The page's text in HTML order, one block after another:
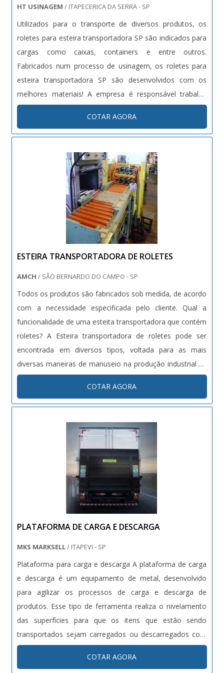
HT USINAGEM / ITAPECERICA DA SERRA - SP
Utilizados para o transporte de diversos produtos, os
roletes para esteira transportadora SP são indicados para
cargas como caixas, containers e entre outros.
Fabricados num processo de usinagem, os roletes para
esteira transportadora SP são desenvolvidos com os
melhores materiais! A empresa é responsável trabalha
com roletes para esteira transportadora preço e outros
produtos de usinagem, usinagem ferrosos e não
ferrosos, fabricação de grampos....
COTAR AGORA
ESTEIRA TRANSPORTADORA DE ROLETES
AMCH / SÃO BERNARDO DO CAMPO - SP
Todos os produtos são fabricados sob medida, de acordo
com a necessidade especificada pelo cliente. Qual a
funcionalidade de uma esteita transportadora que contém
roletes? A Esteira transportadora de roletes pode ser
encontrada em diversos tipos, voltada para as mais
diversas maneiras de manuseio na produção industrial na
movimentação de alimentos e bebidas na forma de
caixas, paletes, produtos em pacotes, eletrodomésticos,
autopeças e principa....
COTAR AGORA
PLATAFORMA DE CARGA E DESCARGA
MKS MARKSELL/ ITAPEVI - SP
Plataforma para carga e descarga A plataforma de carga
e descarga é um equipamento de metal, desenvolvido
para agilizar os processos de carga e descarga de
produtos. Esse tipo de ferramenta realiza o nivelamento
das superfícies para que os itens que estão sendo
transportados sejam carregados ou descarregados com
mais facilidade. Com a utilização da plataforma é possível
que apenas um operador fique responsável pelo
COTAR AGORA